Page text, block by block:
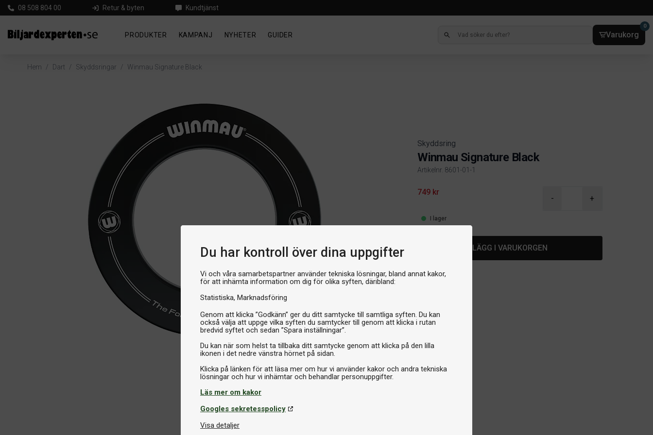
Du har kontroll över dina uppgifter
Vi och våra samarbetspartner använder tekniska lösningar, bland annat kakor,
för att inhämta information om dig för olika syften, däribland:
Statistiska Marknadsföring
Genom att klicka ”Godkänn” ger du ditt samtycke till samtliga syften. Du kan
också välja att uppge vilka syften du samtycker till genom att klicka i rutan
bredvid syftet och sedan ”Spara inställningar”.
Du kan när som helst ta tillbaka ditt samtycke genom att klicka på den lilla
ikonen i det nedre vänstra hörnet på sidan.
Klicka på länken för att läsa mer om hur vi använder kakor och andra tekniska
Läs mer om kakor
Googles sekretesspolicy
Visa detaljer
08 508 804 00 Retur & byten Kundtjänst
PRODUKTER KAMPANJ NYHETER GUIDER Varukorg
0
Hem / Dart / Skyddsringar / Winmau Signature Black
Skyddsring
Winmau Signature Black
Artikelnr. 8601-01-1
Product information
749 kr
- +
I lager
LÄGG I VARUKORGEN